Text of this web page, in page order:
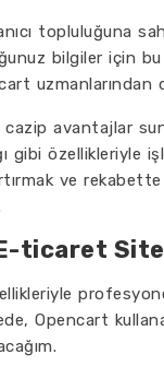
topluluğuna
bilgiler için
uzmanlarından
avantajlar
gibi özellikleriyle
ve
ticaret
Opencart